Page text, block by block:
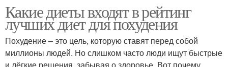
Какие диеты входят в рейтинг
лучших диет для похудения
Похудение – это цель, которую ставят перед собой
миллионы людей. Но слишком часто люди ищут быстрые